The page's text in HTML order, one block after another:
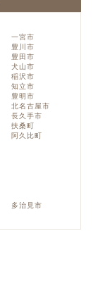
一宮市
豊川市
豊田市
犬山市
稲沢市
知立市
豊明市
北名古屋市
長久手市
扶桑町
阿久比町
多治見市